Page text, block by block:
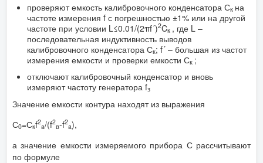
проверяют емкость калибровочного конденсатора Ск на
частоте измерения f с погрешностью ±1% или на другой
частоте при условии L≤0.01/(2πf´)2Cк , где L –
последовательная индуктивность выводов
калибровочного конденсатора Ск; f´ – большая из частот
измерения емкости и проверки емкости Ск ;
отключают калибровочный конденсатор и вновь
измеряют частоту генератора fз
Значение емкости контура находят из выражения
С0=Скf2
a/(f2
в-f2
a),
а значение емкости измеряемого прибора С рассчитывают
по формуле